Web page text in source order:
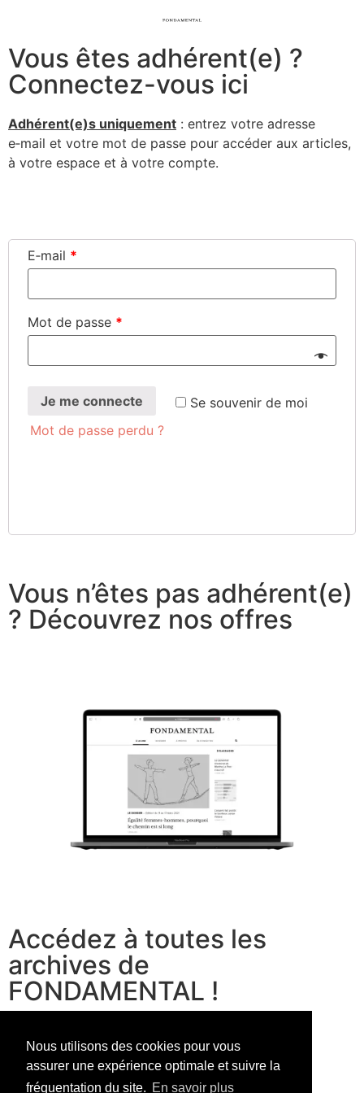
Nous utilisons des cookies pour vous
assurer une expérience optimale et suivre la
fréquentation du site. En savoir plus
Vous êtes adhérent(e) ?
Connectez-vous ici
Adhérent(e)s uni­que­ment : entrez votre adresse
e‑mail et votre mot de passe pour accé­der aux articles,
à votre espace et à votre compte.
E‑mail *
Mot de passe *
Se sou­ve­nir de moi
Je me connecte
Mot de passe perdu ?
Vous n’êtes pas adhérent(e)
? Découvrez nos offres
Accédez à toutes les
archives de
FONDAMENTAL !